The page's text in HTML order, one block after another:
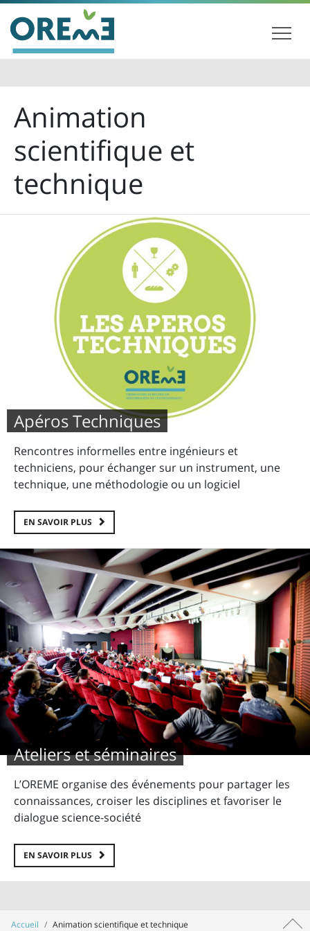
Animation
scientifique et
technique
Apéros Techniques
Rencontres informelles entre ingénieurs et
techniciens, pour échanger sur un instrument, une
technique, une méthodologie ou un logiciel
EN SAVOIR PLUS
Ateliers et séminaires
L’OREME organise des événements pour partager les
connaissances, croiser les disciplines et favoriser le
dialogue science-société
EN SAVOIR PLUS
Accueil Animation scientifique et technique